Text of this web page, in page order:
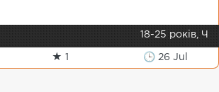
18-25 років, Ч
★ 1 🕒 26 Jul